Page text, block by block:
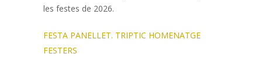
les festes de 2026.
FESTA PANELLET. TRIPTIC HOMENATGE
FESTERS